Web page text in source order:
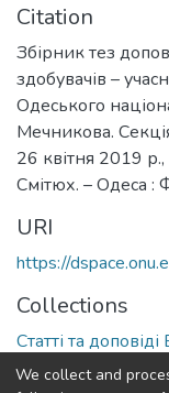
Citation
Збірник тез
здобувачів –
Одеського
Мечникова.
26 квітня 2019
Смітюх. – Одеса :
URI
https://
Collections
Статті та
We collect and